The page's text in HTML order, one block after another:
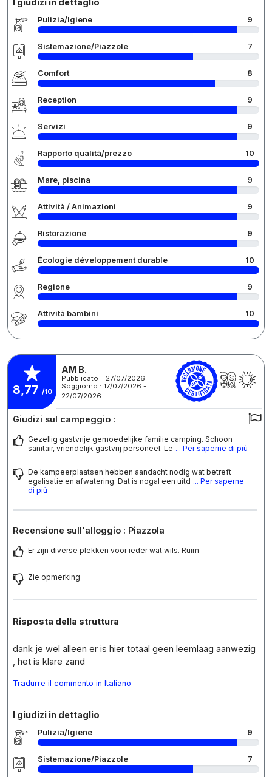
Pulizia/Igiene 9
Sistemazione/Piazzole 7
Comfort 8
Reception 9
Servizi 9
Rapporto qualità/prezzo 10
Mare, piscina 9
Attività / Animazioni 9
Ristorazione 9
Écologie développement durable 10
Regione 9
Attività bambini 10
8,77 /10
AM B.
Pubblicato il 27/07/2026
Soggiorno : 17/07/2026 -
22/07/2026
Giudizi sul campeggio :
Gezellig gastvrije gemoedelijke familie camping. Schoon
sanitair, vriendelijk gastvrij personeel. Le ... Per saperne di più
De kampeerplaatsen hebben aandacht nodig wat betreft
egalisatie en afwatering. Dat is nogal een uitd ... Per saperne
di più
Recensione sull'alloggio : Piazzola
Er zijn diverse plekken voor ieder wat wils. Ruim
Zie opmerking
Risposta della struttura
dank je wel alleen er is hier totaal geen leemlaag aanwezig
, het is klare zand
Tradurre il commento in Italiano
I giudizi in dettaglio
Pulizia/Igiene 9
Sistemazione/Piazzole 7